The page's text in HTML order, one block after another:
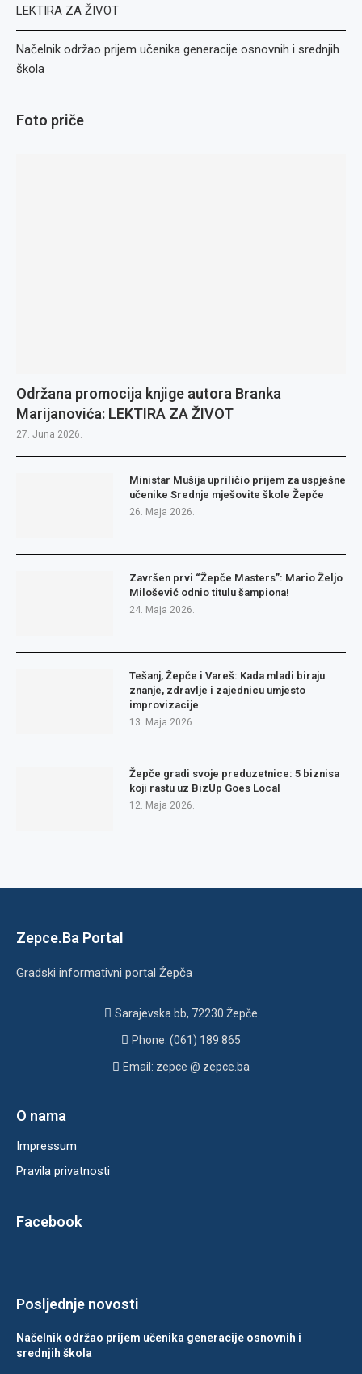
LEKTIRA ZA ŽIVOT
Načelnik održao prijem učenika generacije osnovnih i srednjih
škola
Foto priče
Održana promocija knjige autora Branka
Marijanovića: LEKTIRA ZA ŽIVOT
27. Juna 2026.
Ministar Mušija upriličio prijem za uspješne
učenike Srednje mješovite škole Žepče
26. Maja 2026.
Završen prvi “Žepče Masters”: Mario Željo
Milošević odnio titulu šampiona!
24. Maja 2026.
Tešanj, Žepče i Vareš: Kada mladi biraju
znanje, zdravlje i zajednicu umjesto
improvizacije
13. Maja 2026.
Žepče gradi svoje preduzetnice: 5 biznisa
koji rastu uz BizUp Goes Local
12. Maja 2026.
Zepce.Ba Portal
Gradski informativni portal Žepča
Sarajevska bb, 72230 Žepče
Phone: (061) 189 865
Email: zepce @ zepce.ba
O nama
Impressum
Pravila privatnosti
Facebook
Posljednje novosti
Načelnik održao prijem učenika generacije osnovnih i
srednjih škola